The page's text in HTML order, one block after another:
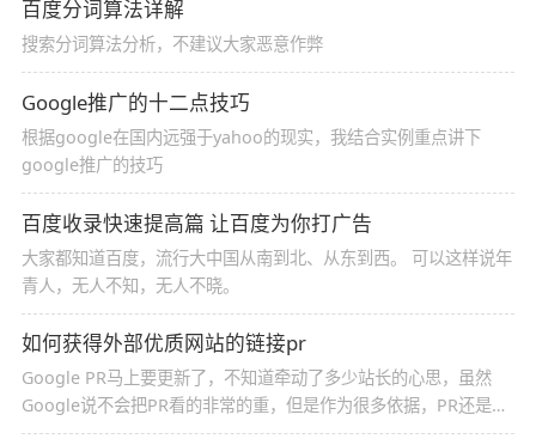
输入到搜索框里的文字。比如“站友网”就是关键词，另外“中国站友
网”“站友网 地址” 等等都是关键词，这类关键词可以叫做复合关键
词。其实叫什么无所谓。
百度分词算法详解
搜索分词算法分析，不建议大家恶意作弊
Google推广的十二点技巧
根据google在国内远强于yahoo的现实，我结合实例重点讲下
google推广的技巧
百度收录快速提高篇 让百度为你打广告
大家都知道百度，流行大中国从南到北、从东到西。 可以这样说年
青人，无人不知，无人不晓。
如何获得外部优质网站的链接pr
Google PR马上要更新了，不知道牵动了多少站长的心思，虽然
Google说不会把PR看的非常的重，但是作为很多依据，PR还是被
站长放在一个重要的位置，如果你没有PR，你出去交换链接，都是